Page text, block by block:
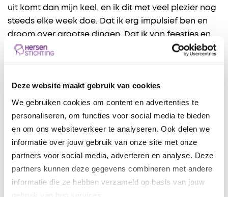
Deze website maakt gebruik van cookies
We gebruiken cookies om content en advertenties te
personaliseren, om functies voor social media te bieden
en om ons websiteverkeer te analyseren. Ook delen we
informatie over jouw gebruik van onze site met onze
partners voor social media, adverteren en analyse. Deze
partners kunnen deze gegevens combineren met andere
informatie die ze hebben verzameld op basis van jouw
uit komt dan mijn keel, en ik dit met veel plezier nog
steeds elke week doe. Dat ik erg impulsief ben en
droom over grootse dingen. Dat ik van feestjes en
verassingen hou – in tegenstelling tot mijn familie –
lelijkste aan mijzelf vind mijn tanden zijn, de reden
waarom jullie nooit een volmondige glimlach
krijgen op foto’s. (Hopelijk gaat hier binnenkort wat
aan gebeuren) Dat ik blij ben met mijn haar en heel
hard moest huilen toen het laatst veel te kort
geknipt was.
Dat ik sarcastisch ben. Een avondmens was, maar
nu vaak de avonden zo moe ben, dat ik